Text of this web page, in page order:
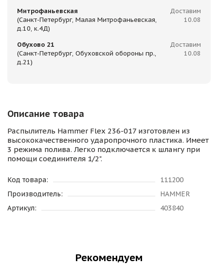
Митрофаньевская
(Санкт-Петербург, Малая Митрофаньевская,
д.10, к.4Д)
Доставим
10.08
Обухово 21
(Санкт-Петербург, Обуховской обороны пр.,
д.21)
Доставим
10.08
Описание товара
Распылитель Hammer Flex 236-017 изготовлен из
высококачественного ударопрочного пластика. Имеет
3 режима полива. Легко подключается к шлангу при
помощи соединителя 1/2".
Код товара:
111200
Производитель:
HAMMER
Артикул:
403840
Рекомендуем